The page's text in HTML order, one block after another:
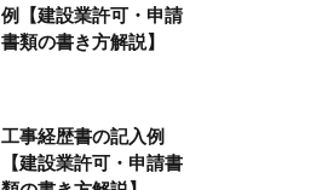
例【建設業許可・申請
書類の書き方解説】
工事経歴書の記入例
【建設業許可・申請書